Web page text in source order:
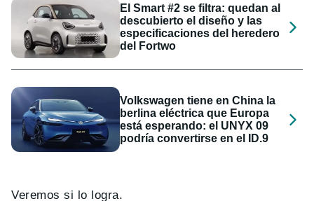
El Smart #2 se filtra: quedan al
descubierto el diseño y las
especificaciones del heredero
del Fortwo
Volkswagen tiene en China la
berlina eléctrica que Europa
está esperando: el UNYX 09
podría convertirse en el ID.9
Veremos si lo logra.